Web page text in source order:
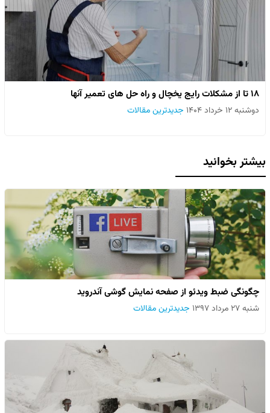
۱۸ تا از مشکلات رایج یخچال و راه حل های تعمیر آنها
دوشنبه ۱۲ خرداد ۱۴۰۴ جدیدترین مقالات
بیشتر بخوانید
چگونگی ضبط ویدئو از صفحه نمایش گوشی آندروید
شنبه ۲۷ مرداد ۱۳۹۷ جدیدترین مقالات